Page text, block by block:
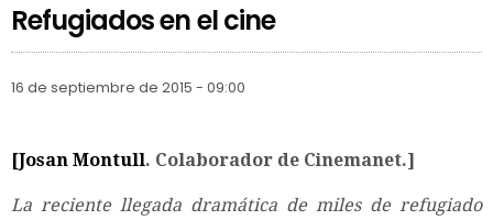
Refugiados en el cine
16 de septiembre de 2015 - 09:00
[Josan Montull. Colaborador de Cinemanet.]
La reciente llegada dramática de miles de refugiado